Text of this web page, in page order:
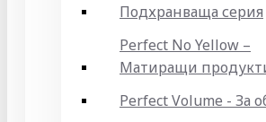
Подхранваща серия
Perfect No Yellow –
Матиращи
Perfect Volume - За